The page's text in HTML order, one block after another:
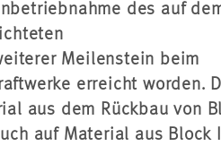
des auf
Meilenstein beim
erreicht worden.
aus dem Rückbau von
auf Material aus Block